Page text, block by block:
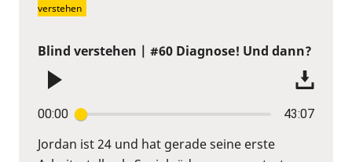
Blind verstehen | #60 Diagnose! Und dann?
00:00 43:07
Jordan ist 24 und hat gerade seine erste
verstehen